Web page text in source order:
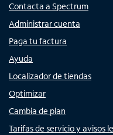
Contacta a Spectrum
Administrar cuenta
Paga tu factura
Ayuda
Localizador de tiendas
Optimizar
Cambia de plan
Tarifas de servicio y avisos